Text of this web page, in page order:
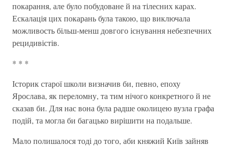
покарання, але було побудоване й на тілесних карах.
Ескалація цих покарань була такою, що виключала
можливость більш-менш довгого існування небезпечних
рецидивістів.
* * *
Історик старої школи визначив би, певно, епоху
Ярослава, як переломну, та тим нічого конкретного й не
сказав би. Для нас вона була радше околицею вузла графа
подій, та могла би багацько вирішити на подальше.
Мало полишалося тоді до того, аби княжий Київ зайняв